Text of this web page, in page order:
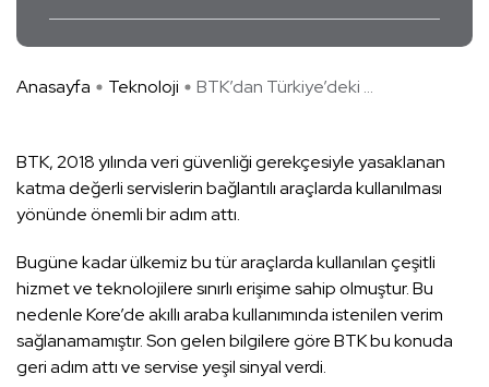
Anasayfa Teknoloji BTK’dan Türkiye’deki ...
BTK, 2018 yılında veri güvenliği gerekçesiyle yasaklanan
katma değerli servislerin bağlantılı araçlarda kullanılması
yönünde önemli bir adım attı.
Bugüne kadar ülkemiz bu tür araçlarda kullanılan çeşitli
hizmet ve teknolojilere sınırlı erişime sahip olmuştur. Bu
nedenle Kore’de akıllı araba kullanımında istenilen verim
sağlanamamıştır. Son gelen bilgilere göre BTK bu konuda
geri adım attı ve servise yeşil sinyal verdi.